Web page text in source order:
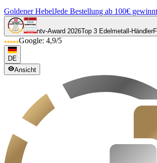
Goldener HebelJede Bestellung ab 100€ gewinnt
ntv-Award 2026Top 3 Edelmetall-Händler
Google: 4,9/5
DE
Ansicht